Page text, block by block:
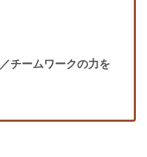
チームワークの力を